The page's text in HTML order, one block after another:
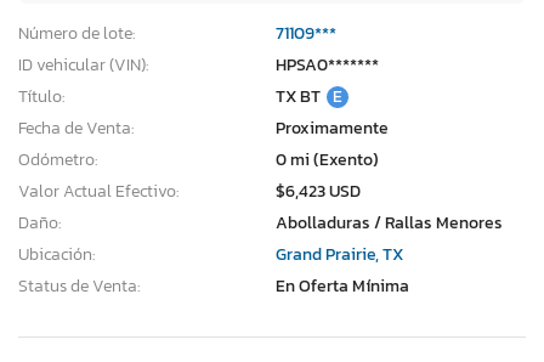
Número de lote:
71109***
ID vehicular (VIN):
HPSA0*******
Título:
TX BT E
Fecha de Venta:
Proximamente
Odómetro:
0 mi (Exento)
Valor Actual Efectivo:
$6,423 USD
Daño:
Abolladuras / Rallas Menores
Ubicación:
Grand Prairie, TX
Status de Venta:
En Oferta Mínima